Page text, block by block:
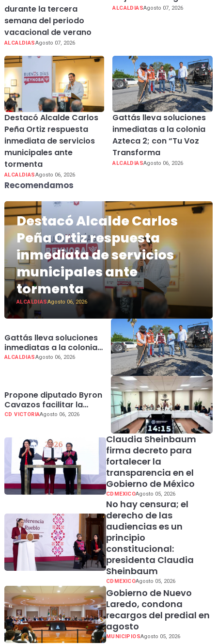
durante la tercera
semana del periodo
vacacional de verano
ALCALDIASAgosto 07, 2026
ALCALDIASAgosto 07, 2026
Destacó Alcalde Carlos
Peña Ortiz respuesta
inmediata de servicios
municipales ante
tormenta
ALCALDIASAgosto 06, 2026
Gattás lleva soluciones
inmediatas a la colonia
Azteca 2; con “Tu Voz
Transforma
ALCALDIASAgosto 06, 2026
Recomendamos
Destacó Alcalde Carlos
Peña Ortiz respuesta
inmediata de servicios
municipales ante
tormenta
ALCALDIASAgosto 06, 2026
Gattás lleva soluciones
inmediatas a la colonia
Azteca 2; con “Tu Voz
ALCALDIASAgosto 06, 2026
Propone diputado Byron
Cavazos facilitar la
presentación de
CD VICTORIAAgosto 06, 2026
Claudia Sheinbaum
firma decreto para
fortalecer la
transparencia en el
Gobierno de México
CDMEXICOAgosto 05, 2026
No hay censura; el
derecho de las
audiencias es un
principio
constitucional:
presidenta Claudia
Sheinbaum
CDMEXICOAgosto 05, 2026
Gobierno de Nuevo
Laredo, condona
recargos del predial en
agosto
MUNICIPIOSAgosto 05, 2026